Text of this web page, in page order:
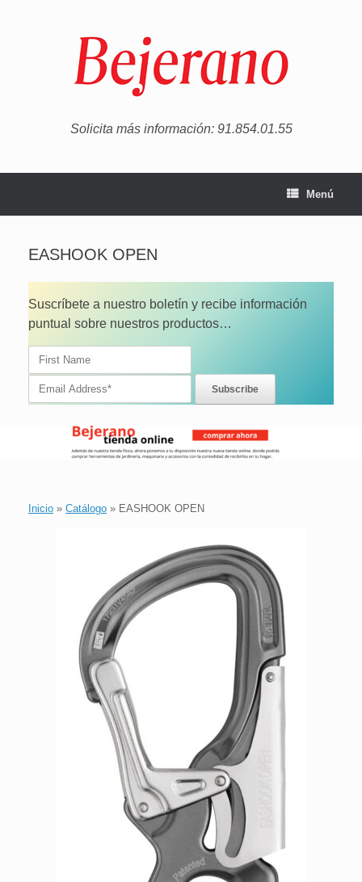
Solicita más información: 91.854.01.55
Menú
EASHOOK OPEN
Suscríbete a nuestro boletín y recibe información
puntual sobre nuestros productos…
Inicio » Catálogo » EASHOOK OPEN